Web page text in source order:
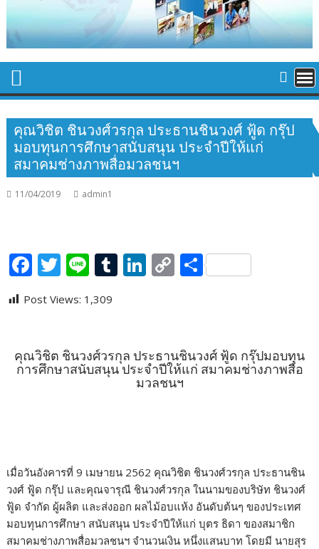
คุณวิชิต ชินวงศ์วรกุล ประธานชินวงศ์ ฟู้ด กรุ๊ป
มอบทุนการศึกษาสนับสนุน ประจำปีให้แก่
สมาคมช่างภาพสื่อมวลชนฯ
11/04/2019 admin1
F
e
o
o
T
itt
Li
e
T
r
Li
dI
n
C
Li
n
S
Post Views: 1,309
คุณวิชิต ชินวงศ์วรกุล ประธานชินวงศ์ ฟู้ด กรุ๊ปมอบทุน
การศึกษาสนับสนุน ประจำปีให้แก่ สมาคมช่างภาพสื่อ
มวลชนฯ
เมื่อวันอังคารที่ 9 เมษายน 2562 คุณวิชิต ชินวงศ์วรกุล ประธานชิน
วงศ์ ฟู้ด กรุ๊ป และคุณจารุณี ชินวงศ์วรกุล ในนามของบริษัท ชินวงศ์
ฟู้ด จํากัด ผู้ผลิต และส่งออก ผลไม้อบแห้ง อันดับต้นๆ ของประเทศ
มอบทุนการศึกษา สนับสนุน ประจำปีให้แก่ บุตร ธิดา ของสมาชิก
สมาคมช่างภาพสื่อมวลชนฯ จำนวนเงิน หนึ่งแสนบาท โดยมี นายสุร